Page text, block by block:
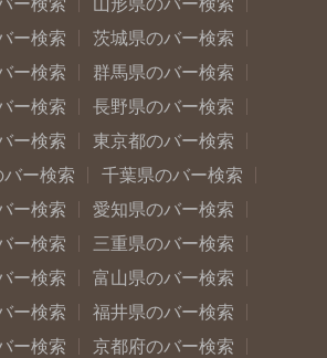
ー検索
山形県のバー検索
ー検索
茨城県のバー検索
ー検索
群馬県のバー検索
ー検索
長野県のバー検索
ー検索
東京都のバー検索
ー検索
千葉県のバー検索
ー検索
愛知県のバー検索
ー検索
三重県のバー検索
ー検索
富山県のバー検索
ー検索
福井県のバー検索
ー検索
京都府のバー検索